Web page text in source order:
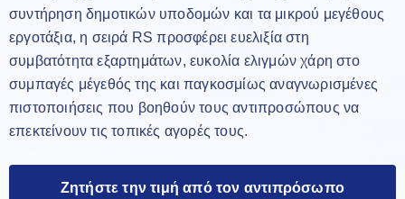
συντήρηση δημοτικών υποδομών και τα μικρού μεγέθους
εργοτάξια, η σειρά RS προσφέρει ευελιξία στη
συμβατότητα εξαρτημάτων, ευκολία ελιγμών χάρη στο
συμπαγές μέγεθός της και παγκοσμίως αναγνωρισμένες
πιστοποιήσεις που βοηθούν τους αντιπροσώπους να
επεκτείνουν τις τοπικές αγορές τους.
Ζητήστε την τιμή από τον αντιπρόσωπο